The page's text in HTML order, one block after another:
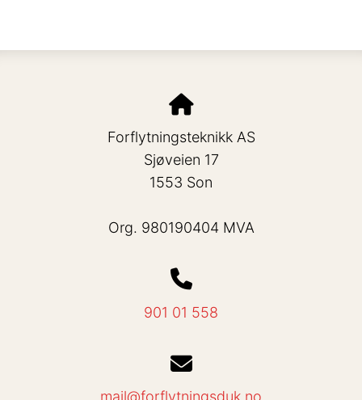
Forflytningsteknikk AS
Sjøveien 17
1553 Son
Org. 980190404 MVA
901 01 558
mail@forflytningsduk.no